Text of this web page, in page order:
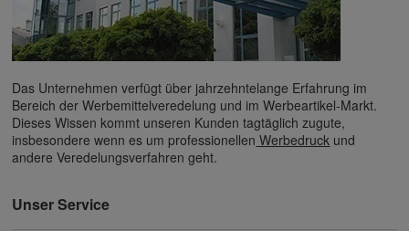
Das Unternehmen verfügt über jahrzehntelange Erfahrung im
Bereich der Werbemittelveredelung und im Werbeartikel-Markt.
Dieses Wissen kommt unseren Kunden tagtäglich zugute,
insbesondere wenn es um professionellen Werbedruck und
andere Veredelungsverfahren geht.
Unser Service